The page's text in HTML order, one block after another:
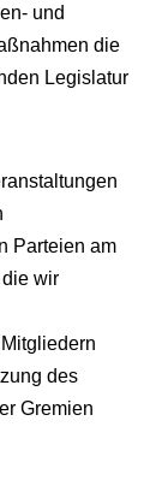
und
die
Legislatur
Parteien am
wir
des
Gremien